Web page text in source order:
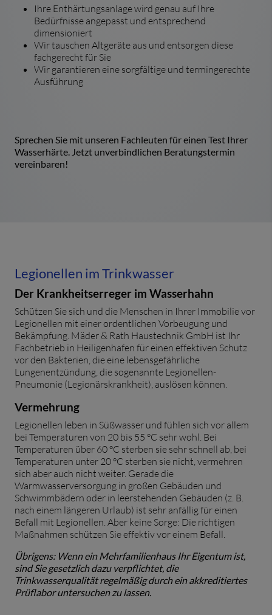
Ihre Enthärtungsanlage wird genau auf Ihre
Bedürfnisse angepasst und entsprechend
dimensioniert
Wir tauschen Altgeräte aus und entsorgen diese
fachgerecht für Sie
Wir garantieren eine sorgfältige und termingerechte
Ausführung
Sprechen Sie mit unseren Fachleuten für einen Test Ihrer
Wasserhärte. Jetzt unverbindlichen Beratungstermin
vereinbaren!
Legionellen im Trinkwasser
Der Krankheitserreger im Wasserhahn
Schützen Sie sich und die Menschen in Ihrer Immobilie vor
Legionellen mit einer ordentlichen Vorbeugung und
Bekämpfung. Mäder & Rath Haustechnik GmbH ist Ihr
Fachbetrieb in Heiligenhafen für einen effektiven Schutz
vor den Bakterien, die eine lebensgefährliche
Lungenentzündung, die sogenannte Legionellen-
Pneumonie (Legionärskrankheit) , auslösen können.
Vermehrung
Legionellen leben in Süßwasser und fühlen sich vor allem
bei Temperaturen von 20 bis 55 °C sehr wohl. Bei
Temperaturen über 60 °C sterben sie sehr schnell ab, bei
Temperaturen unter 20 °C sterben sie nicht, vermehren
sich aber auch nicht weiter. Gerade die
Warmwasserversorgung in großen Gebäuden und
Schwimmbädern oder in leerstehenden Gebäuden (z. B.
nach einem längeren Urlaub) ist sehr anfällig für einen
Befall mit Legionellen. Aber keine Sorge: Die richtigen
Maßnahmen schützen Sie effektiv vor einem Befall.
Übrigens: Wenn ein Mehrfamilienhaus Ihr Eigentum ist,
sind Sie gesetzlich dazu verpflichtet, die
Trinkwasserqualität regelmäßig durch ein akkreditiertes
Prüflabor untersuchen zu lassen.